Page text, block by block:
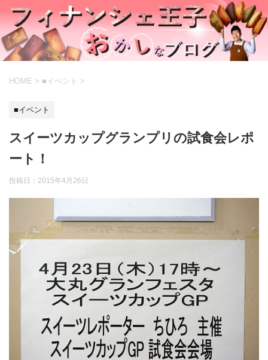
HOME > ■イベント >
■イベント
スイーツカップグランプリの試食会レポ
ート！
投稿日： 2015年4月26日